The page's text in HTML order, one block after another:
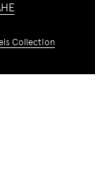
Collection